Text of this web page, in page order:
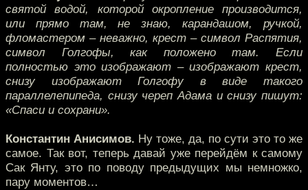
святой водой, которой окропление производится,
или прямо там, не знаю, карандашом, ручкой,
фломастером – неважно, крест – символ Распятия,
символ Голгофы, как положено там. Если
полностью это изображают – изображают крест,
снизу изображают Голгофу в виде такого
параллелепипеда, снизу череп Адама и снизу пишут:
«Спаси и сохрани».
Константин Анисимов. Ну тоже, да, по сути это то же
самое. Так вот, теперь давай уже перейдём к самому
Сак Янту, это по поводу предыдущих мы немножко,
пару моментов…